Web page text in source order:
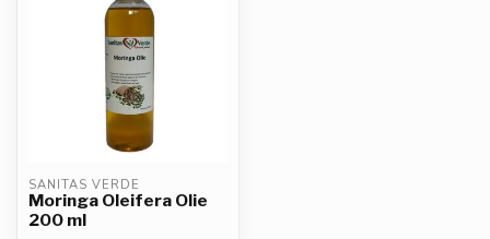
SANITAS VERDE
Moringa Oleifera Olie
200 ml